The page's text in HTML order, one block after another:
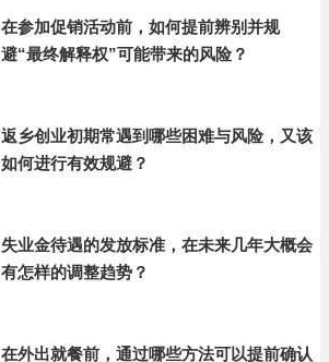
在参加促销活动前，如何提前辨别并规
避“最终解释权”可能带来的风险？
返乡创业初期常遇到哪些困难与风险，又该
如何进行有效规避？
失业金待遇的发放标准，在未来几年大概会
有怎样的调整趋势？
在外出就餐前，通过哪些方法可以提前确认